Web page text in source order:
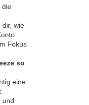
die
dir, wie
Fokus
so
eine
und